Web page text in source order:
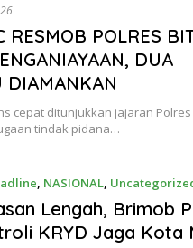
RESMOB POLRES
DUA
DIAMANKAN
cepat ditunjukkan jajaran Polres
tindak pidana…
, NASIONAL,
Lengah, Brimob
KRYD Jaga Kota